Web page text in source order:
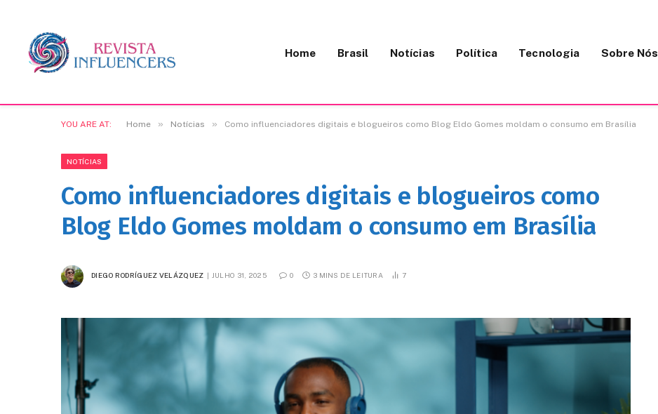
Home Brasil Notícias Política Tecnologia Sobre Nós
YOU ARE AT: Home » Notícias » Como influenciadores digitais e blogueiros como Blog Eldo Gomes moldam o consumo em Brasília
NOTÍCIAS
Como influenciadores digitais e blogueiros como
Blog Eldo Gomes moldam o consumo em Brasília
DIEGO RODRÍGUEZ VELÁZQUEZ JULHO 31, 2025 0 3 MINS DE LEITURA 7